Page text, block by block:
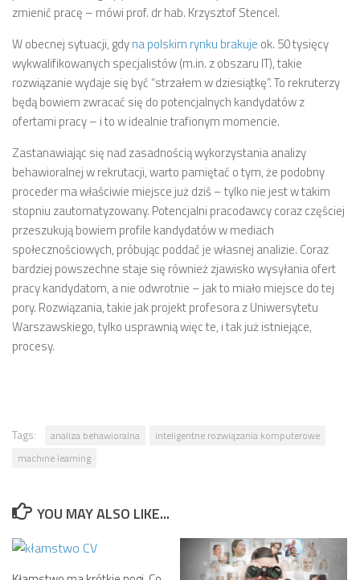
zmienić pracę – mówi prof. dr hab. Krzysztof Stencel.
W obecnej sytuacji, gdyna polskim rynku brakuje ok. 50 tysięcy
wykwalifikowanych specjalistów (m.in. z obszaru IT), takie
rozwiązanie wydaje się być “strzałem w dziesiątkę”. To rekruterzy
będą bowiem zwracać się do potencjalnych kandydatów z
ofertami pracy – i to w idealnie trafionym momencie.
Zastanawiając się nad zasadnością wykorzystania analizy
behawioralnej w rekrutacji, warto pamiętać o tym, że podobny
proceder ma właściwie miejsce już dziś – tylko nie jest w takim
stopniu zautomatyzowany. Potencjalni pracodawcy coraz częściej
przeszukują bowiem profile kandydatów w mediach
społecznościowych, próbując poddać je własnej analizie. Coraz
bardziej powszechne staje się również zjawisko wysyłania ofert
pracy kandydatom, a nie odwrotnie – jak to miało miejsce do tej
pory. Rozwiązania, takie jak projekt profesora z Uniwersytetu
Warszawskiego, tylko usprawnią więc te, i tak już istniejące,
procesy.
Tags: analiza behawioralna
inteligentne rozwiązania komputerowe
machine learning
YOU MAY ALSO LIKE...